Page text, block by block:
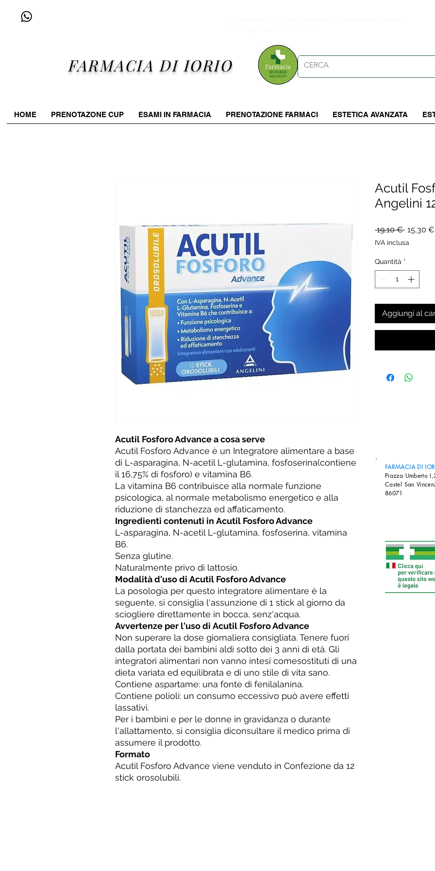
FARMACIA DI IORIO
HOME PRENOTAZONE CUP ESAMI IN FARMACIA PRENOTAZIONE FARMACI ESTETICA AVANZATA
FARMACIA DI
Piazza Umberto
Castel San
86071
Acutil Fosforo Advance a cosa serve
Acutil Fosforo Advance è un Integratore alimentare a base
di L-asparagina, N-acetil L-glutamina, fosfoserina(contiene
il 16,75% di fosforo) e vitamina B6.
La vitamina B6 contribuisce alla normale funzione
psicologica, al normale metabolismo energetico e alla
riduzione di stanchezza ed affaticamento.
Ingredienti contenuti in Acutil Fosforo Advance
L-asparagina, N-acetil L-glutamina, fosfoserina, vitamina
B6.
Senza glutine.
Naturalmente privo di lattosio.
Modalità d'uso di Acutil Fosforo Advance
La posologia per questo integratore alimentare è la
seguente, si consiglia l'assunzione di 1 stick al giorno da
sciogliere direttamente in bocca, senz'acqua.
Avvertenze per l'uso di Acutil Fosforo Advance
Non superare la dose giornaliera consigliata. Tenere fuori
dalla portata dei bambini aldi sotto dei 3 anni di età. Gli
integratori alimentari non vanno intesi comesostituti di una
dieta variata ed equilibrata e di uno stile di vita sano.
Contiene aspartame: una fonte di fenilalanina.
Contiene polioli: un consumo eccessivo può avere effetti
lassativi.
Per i bambini e per le donne in gravidanza o durante
l'allattamento, si consiglia diconsultare il medico prima di
assumere il prodotto.
Formato
Acutil Fosforo Advance viene venduto in Confezione da 12
stick orosolubili.
Acutil
Angelini
19,10 € Prezzo
15,30 €
IVA inclusa
Quantità *
Aggiungi al